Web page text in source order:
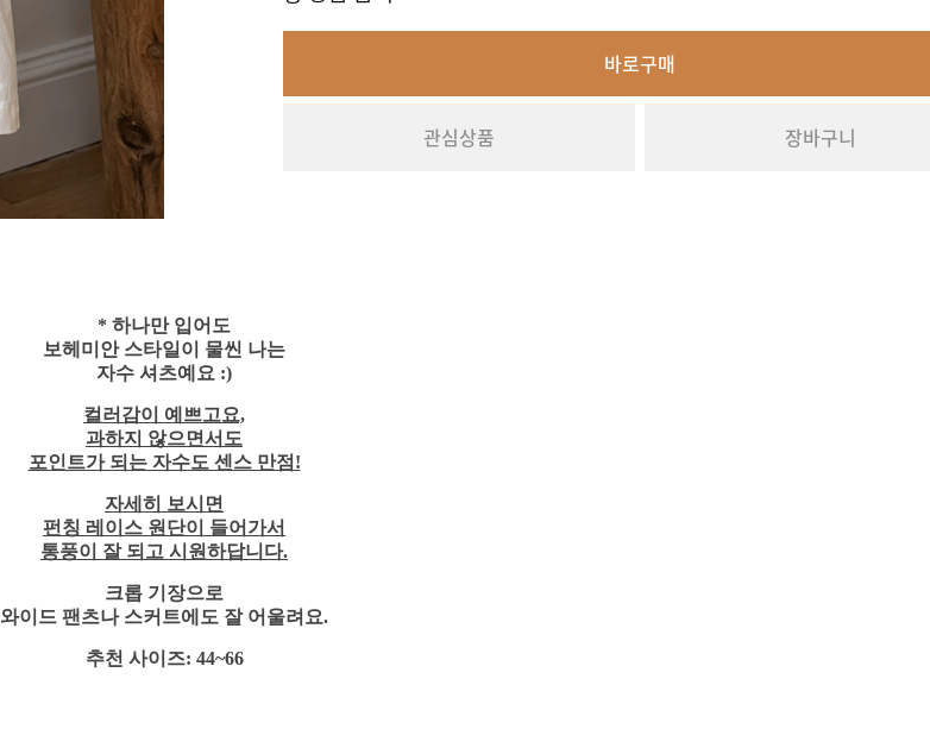
바로구매
관심상품 장바구니
* 하나만 입어도
보헤미안 스타일이 물씬 나는
자수 셔츠예요 :)
컬러감이 예쁘고요,
과하지 않으면서도
포인트가 되는 자수도 센스 만점!
자세히 보시면
펀칭 레이스 원단이 들어가서
통풍이 잘 되고 시원하답니다.
크롭 기장으로
와이드 팬츠나 스커트에도 잘 어울려요.
추천 사이즈: 44~66